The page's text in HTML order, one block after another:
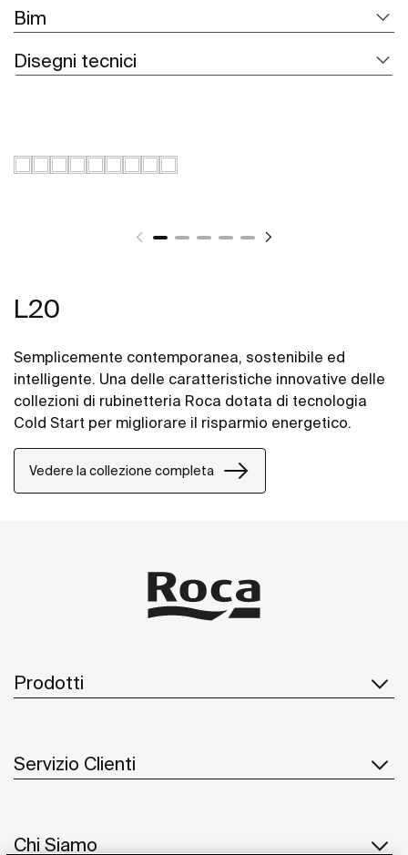
Bim
Disegni tecnici
L20
Semplicemente contemporanea, sostenibile ed
intelligente. Una delle caratteristiche innovative delle
collezioni di rubinetteria Roca dotata di tecnologia
Cold Start per migliorare il risparmio energetico.
Vedere la collezione completa
Prodotti
Servizio Clienti
Chi Siamo